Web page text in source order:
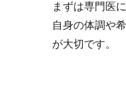
まずは専門医
自身の体調や
が大切です。